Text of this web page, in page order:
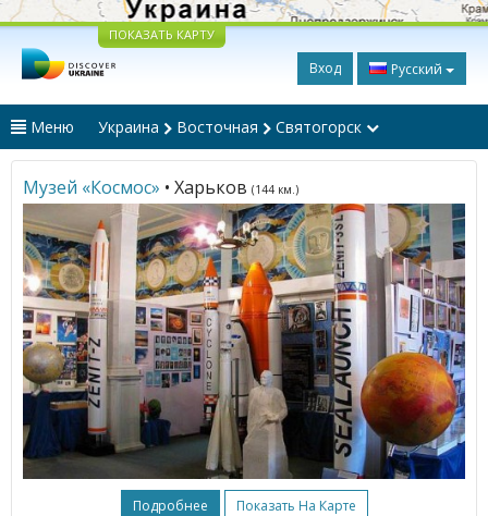
ПОКАЗАТЬ КАРТУ
Вход Русский
Меню Украина Восточная Святогорск
Музей «Космос» • Харьков (144 км.)
Подробнее Показать На Карте